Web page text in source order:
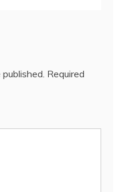
Required